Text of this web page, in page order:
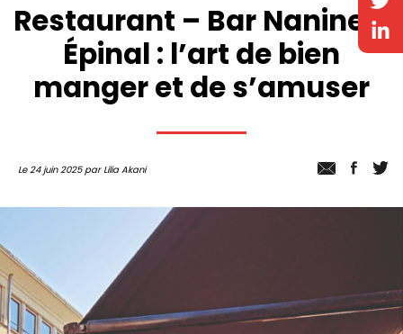
Restaurant – Bar Nanine à
Épinal : l’art de bien
manger et de s’amuser
Le 24 juin 2025 par Lilia Akani